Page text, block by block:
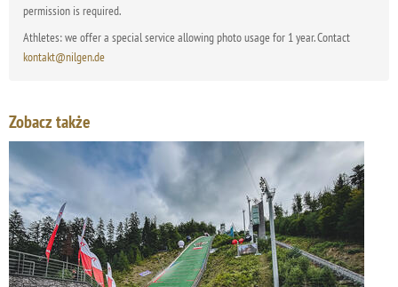
permission is required.
Athletes: we offer a special service allowing photo usage for 1 year. Contact
kontakt@nilgen.de
Zobacz także